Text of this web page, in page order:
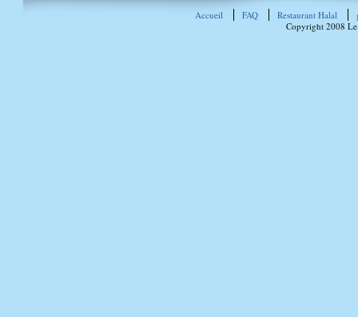
Accueil FAQ Restaurant Halal
Copyright 2008